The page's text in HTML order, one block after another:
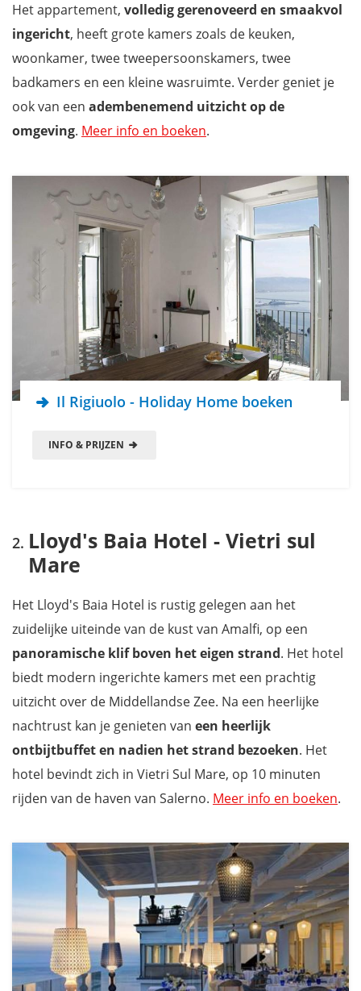
B&B La Divina Amalfi Coast - Praiano
Hotel Montestella - Salerno
Castle Mezzacapo - Minori
Albergo Diffuso Bacco Furore
Hotel Le Agavi - Positano
Hotel San Pietro 5* met Michelin restaurant - Positano
Boetiekhotel Casa Angelina - Praiano
Oud klooster Monastero Santa Rosa - Conca dei Marini
Hotel Villa Cimbrone - Ravello
Mis niets tijdens je rondreis langs de Amalfikust met onze
Het appartement, volledig gerenoveerd en smaakvol
ingericht, heeft grote kamers zoals de keuken,
woonkamer, twee tweepersoonskamers, twee
badkamers en een kleine wasruimte. Verder geniet je
ook van een adembenemend uitzicht op de
omgeving. Meer info en boeken.
Il Rigiuolo - Holiday Home boeken
INFO & PRIJZEN
Lloyd's Baia Hotel - Vietri sul
Mare
Het Lloyd's Baia Hotel is rustig gelegen aan het
zuidelijke uiteinde van de kust van Amalfi, op een
panoramische klif boven het eigen strand. Het hotel
biedt modern ingerichte kamers met een prachtig
uitzicht over de Middellandse Zee. Na een heerlijke
nachtrust kan je genieten van een heerlijk
ontbijtbuffet en nadien het strand bezoeken. Het
hotel bevindt zich in Vietri Sul Mare, op 10 minuten
rijden van de haven van Salerno. Meer info en boeken.